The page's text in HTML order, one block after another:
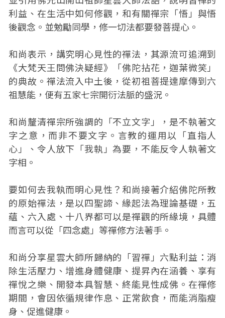
利益、在生活中如何修觀，和有關禪宗「悟」與悟
後觀念。並勉勵同學，修一切法都要發菩提心。
和尚表示，講究明心見性的禪法，其源流可追溯到
《大梵天王問佛決疑經》「佛陀拈花，迦葉微笑」
的典故。禪法流入中土後，從初祖菩提達摩傳到六
祖慧能，便有五家七宗開衍法脈的盛況。
和尚釐清禪宗所強調的「不立文字」，是不執著文
字之意，而非不要文字。言教的運用以「直指人
心」、令人放下「我執」為要，不能反令人執著文
字相。
要如何去我執而明心見性？和尚接著介紹佛陀所教
的原始禪法，是以四聖諦、緣起法為理論基礎，五
蘊、六入處、十八界都可以是禪觀的所緣境，具體
而言可以從「四念處」等禪修方法著手。
和尚分享星雲大師所歸納的「習禪」六點利益：消
除生活壓力、增進身體健康、提昇內在涵養、享有
禪悅之樂、開發本具智慧、終能見性成佛。在禪修
期間，會因依循規律作息、正常飲食，而能消脂瘦
身、促進健康。